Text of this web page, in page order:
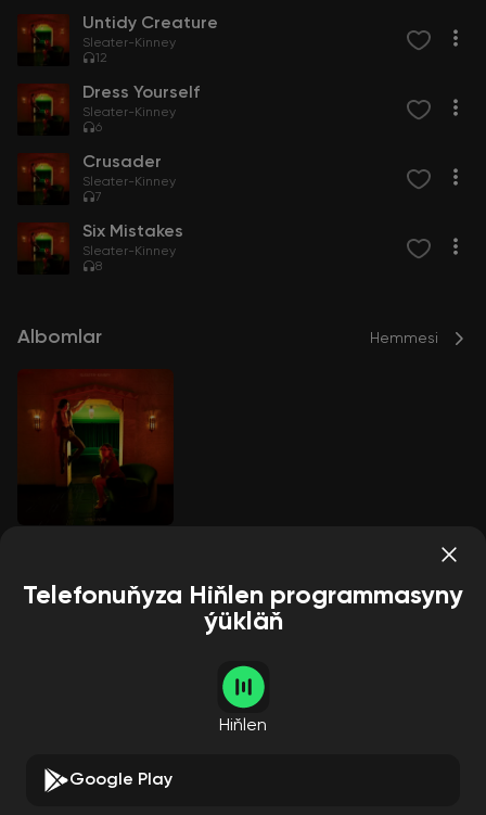
Untidy Creature
Sleater-Kinney
12
Dress Yourself
Sleater-Kinney
6
Crusader
Sleater-Kinney
7
Six Mistakes
Sleater-Kinney
8
Albomlar Hemmesi
Telefonuňyza Hiňlen programmasyny
ýükläň
Hiňlen
Google Play